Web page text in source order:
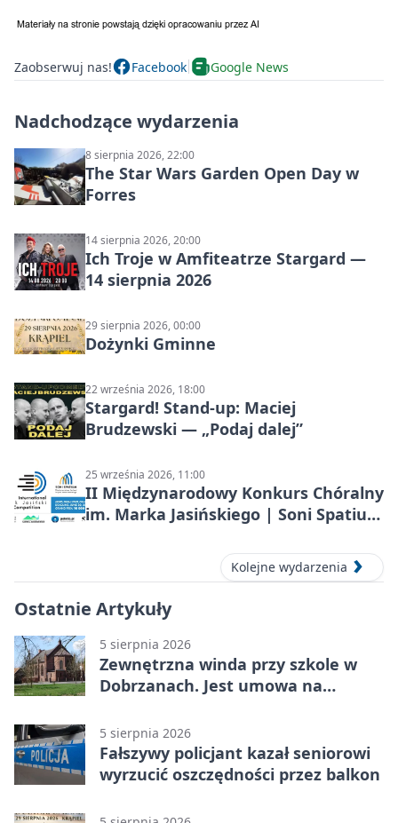
Zaobserwuj nas! Facebook Google News
Nadchodzące wydarzenia
8 sierpnia 2026, 22:00
The Star Wars Garden Open Day w
Forres
14 sierpnia 2026, 20:00
Ich Troje w Amfiteatrze Stargard —
14 sierpnia 2026
29 sierpnia 2026, 00:00
Dożynki Gminne
22 września 2026, 18:00
Stargard! Stand-up: Maciej
Brudzewski — „Podaj dalej”
25 września 2026, 11:00
II Międzynarodowy Konkurs Chóralny
im. Marka Jasińskiego | Soni Spatium
Kolejne wydarzenia
Ostatnie Artykuły
5 sierpnia 2026
Zewnętrzna winda przy szkole w
Dobrzanach. Jest umowa na
5 sierpnia 2026
Fałszywy policjant kazał seniorowi
wyrzucić oszczędności przez balkon